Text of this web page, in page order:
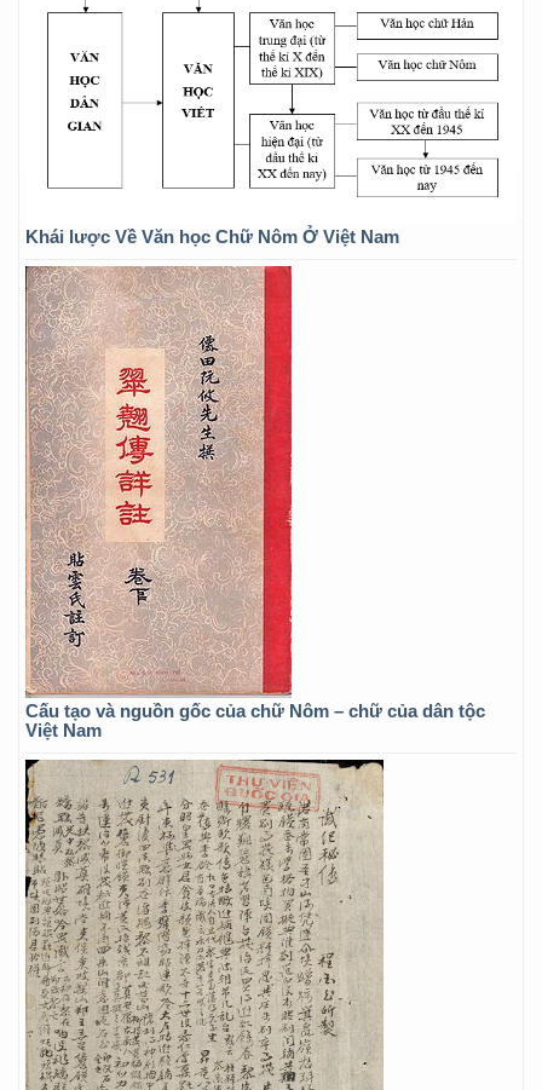
Khái lược Về Văn học Chữ Nôm Ở Việt Nam
Cấu tạo và nguồn gốc của chữ Nôm – chữ của dân tộc
Việt Nam